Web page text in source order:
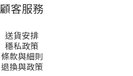
顧客服務
送貨安排
穩私政策
條款與細則
退換與政策